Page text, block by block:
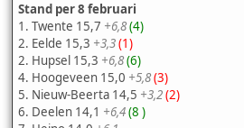
Stand per 8 februari
1. Twente 15,7 +6,8(4)
2. Eelde 15,3 +3,3(1)
2. Hupsel 15,3 +6,8(6)
4. Hoogeveen 15,0 +5,8(3)
5. Nieuw-Beerta 14,5 +3,2(2)
6. Deelen 14,1 +6,4(8 )